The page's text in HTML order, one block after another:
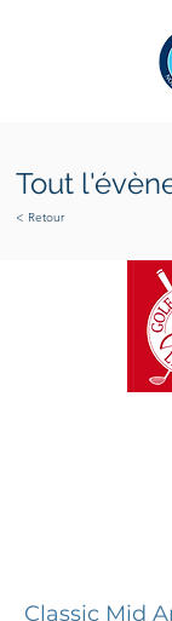
Tout
< Retour
Classic Mid